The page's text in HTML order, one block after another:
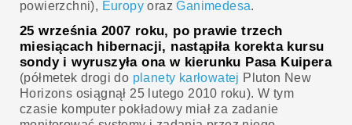
powierzchni), EuropyorazGanimedesa.
25 września 2007 roku, po prawie trzech
miesiącach hibernacji, nastąpiła korekta kursu
sondy i wyruszyła ona w kierunku Pasa Kuipera
(półmetek drogi do planety karłowatej Pluton New
Horizons osiągnął 25 lutego 2010 roku). W tym
czasie komputer pokładowy miał za zadanie